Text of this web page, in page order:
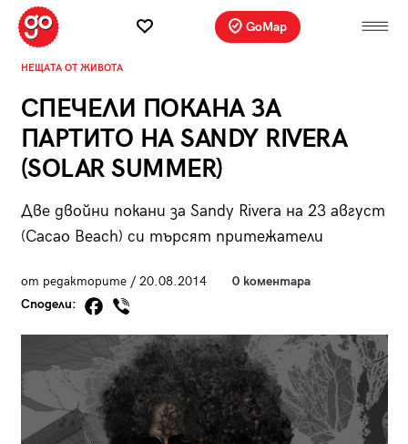
GoMap
НЕЩАТА ОТ ЖИВОТА
СПЕЧЕЛИ ПОКАНА ЗА
ПАРТИТО НА SANDY RIVERA
(SOLAR SUMMER)
Две двойни покани за Sandy Rivera на 23 август
(Cacao Beach) си търсят притежатели
от редакторите / 20.08.2014
0 коментара
Сподели: